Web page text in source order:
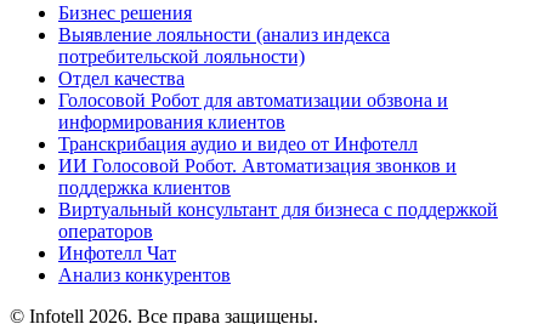
Бизнес решения
Выявление лояльности (анализ индекса
потребительской лояльности)
Отдел качества
Голосовой Робот для автоматизации обзвона и
информирования клиентов
Транскрибация аудио и видео от Инфотелл
ИИ Голосовой Робот. Автоматизация звонков и
поддержка клиентов
Виртуальный консультант для бизнеса с поддержкой
операторов
Инфотелл Чат
Анализ конкурентов
© Infotell 2026. Все права защищены.